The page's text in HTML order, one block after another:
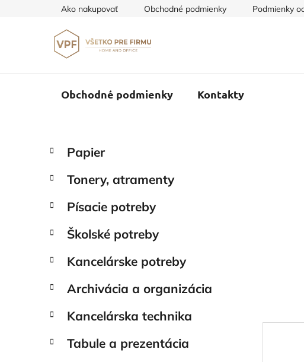
Ako nakupovať Obchodné podmienky Podmienky
Obchodné podmienky Kontakty
B
č
ý
a
n
e
l
kategórie
K
a
e
ó
i
Papier
Tonery, atramenty
Písacie potreby
Školské potreby
Kancelárske potreby
Archivácia a organizácia
Kancelárska technika
Tabule a prezentácia